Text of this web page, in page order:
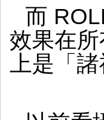
而
效果在
上是「